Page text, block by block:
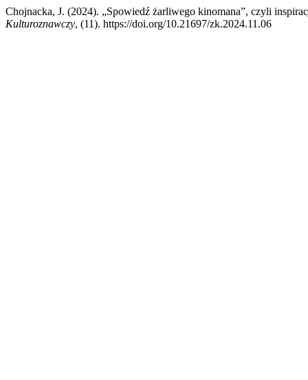
Chojnacka, J. (2024). „Spowiedź żarliwego kinomana”, czyli
Kulturoznawczy, (11). https://doi.org/10.21697/zk.2024.11.06